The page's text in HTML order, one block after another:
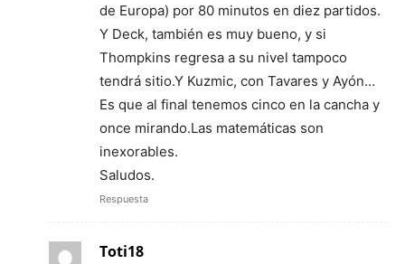
de Europa) por 80 minutos en diez partidos.
Y Deck, también es muy bueno, y si
Thompkins regresa a su nivel tampoco
tendrá sitio.Y Kuzmic, con Tavares y Ayón…
Es que al final tenemos cinco en la cancha y
once mirando.Las matemáticas son
inexorables.
Saludos.
Respuesta
Toti18